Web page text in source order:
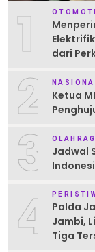
1
dari
2
Ketua
3
Jadwal
4
Polda
Jambi,
Tiga